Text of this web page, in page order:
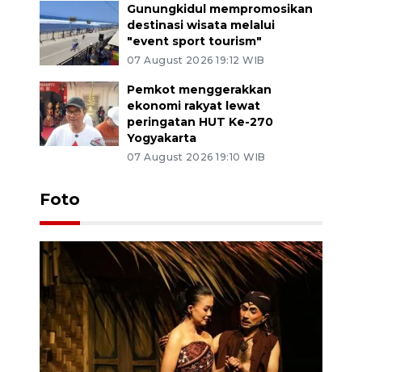
Gunungkidul mempromosikan
destinasi wisata melalui
"event sport tourism"
07 August 2026 19:12 WIB
Pemkot menggerakkan
ekonomi rakyat lewat
peringatan HUT Ke-270
Yogyakarta
07 August 2026 19:10 WIB
Foto